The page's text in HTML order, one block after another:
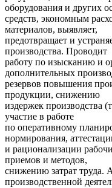
оборудования и других
средств, экономным
материалов, выявляет,
предотвращает и
производства. Проводит
работу по изысканию и
дополнительных
резервов повышения
продукции, снижению
издержек производства
участие в работе
по оперативному
нормирования,
и рационализации
приемов и методов,
снижению затрат труда.
производственной